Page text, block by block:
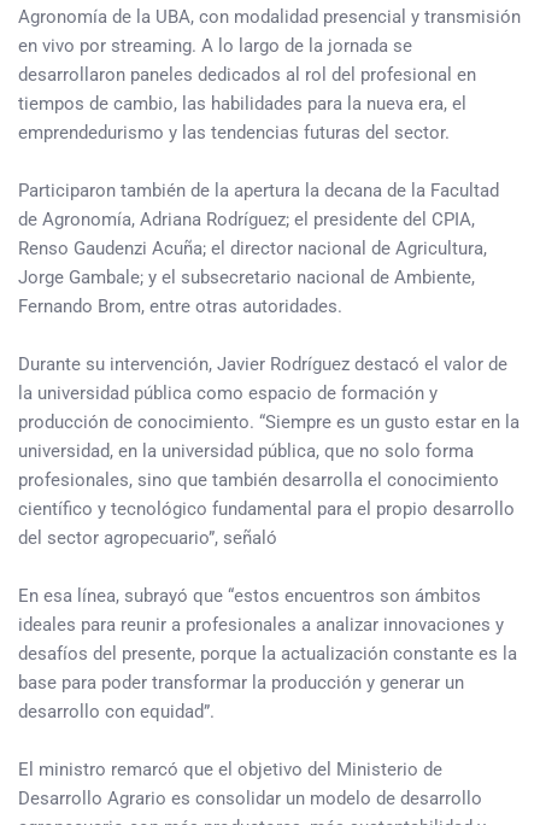
Agronomía de la UBA, con modalidad presencial y transmisión
en vivo por streaming. A lo largo de la jornada se
desarrollaron paneles dedicados al rol del profesional en
tiempos de cambio, las habilidades para la nueva era, el
emprendedurismo y las tendencias futuras del sector.
Participaron también de la apertura la decana de la Facultad
de Agronomía, Adriana Rodríguez; el presidente del CPIA,
Renso Gaudenzi Acuña; el director nacional de Agricultura,
Jorge Gambale; y el subsecretario nacional de Ambiente,
Fernando Brom, entre otras autoridades.
Durante su intervención, Javier Rodríguez destacó el valor de
la universidad pública como espacio de formación y
producción de conocimiento. “Siempre es un gusto estar en la
universidad, en la universidad pública, que no solo forma
profesionales, sino que también desarrolla el conocimiento
científico y tecnológico fundamental para el propio desarrollo
del sector agropecuario”, señaló
En esa línea, subrayó que “estos encuentros son ámbitos
ideales para reunir a profesionales a analizar innovaciones y
desafíos del presente, porque la actualización constante es la
base para poder transformar la producción y generar un
desarrollo con equidad”.
El ministro remarcó que el objetivo del Ministerio de
Desarrollo Agrario es consolidar un modelo de desarrollo